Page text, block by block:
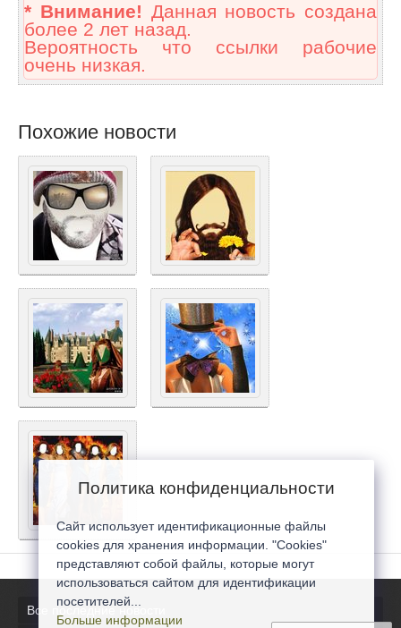
* Внимание! Данная новость создана
более 2 лет назад.
Вероятность что ссылки рабочие
очень низкая.
Похожие новости
Все последние новости
Политика конфиденциальности
Сайт использует идентификационные файлы
cookies для хранения информации. "Cookies"
представляют собой файлы, которые могут
использоваться сайтом для идентификации
посетителей...
Больше информации